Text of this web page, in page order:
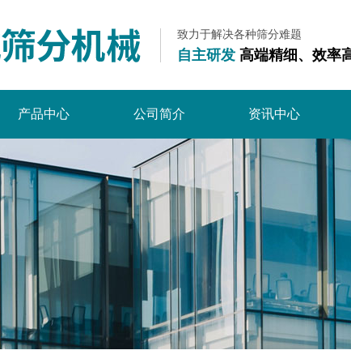
致力于解决各种筛分难题
自主研发 高端精细、效率
产品中心 公司简介 资讯中心